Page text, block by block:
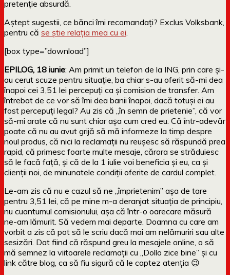
pretenție absurdă.
Aștept sugestii, ce bănci îmi recomandați? Exclus Volksbank,
pentru că se știe relația mea cu ei
[box type=”download”]
EPILOG, 18 iunie: Am primit un telefon de la ING, prin care și-
au cerut scuze pentru situație, ba chiar s-au oferit să-mi dea
înapoi cei 3,51 lei percepuți ca și comision de transfer. Am
întrebat de ce vor să îmi dea banii înapoi, dacă totuși ei au
fost percepuți legal? Au zis că „în semn de prietenie”, că vor
să-mi arate că nu sunt chiar așa cum cred eu. Că într-adevăr
poate că nu au avut grijă să mă informeze la timp despre
noul produs, că nici la reclamații nu reușesc să răspundă prea
rapid, că primesc foarte multe mesaje, cărora se străduiesc
să le facă față, și că de la 1 iulie voi beneficia și eu, ca și
clienții noi, de minunatele condiții oferite de cardul complet.
Le-am zis că nu e cazul să ne „împrietenim” așa de tare
pentru 3,51 lei, că pe mine m-a deranjat situația de principiu,
nu cuantumul comisionului, așa că într-o oarecare măsură
ne-am lămurit. Să vedem mai departe. Doamna cu care am
vorbit a zis că pot să le scriu dacă mai am nelămuriri sau alte
sesizări. Dat fiind că răspund greu la mesajele online, o să
mă semnez la viitoarele reclamații cu „Dollo zice bine” și cu
link către blog, ca să fiu sigură că le captez atenția 😉